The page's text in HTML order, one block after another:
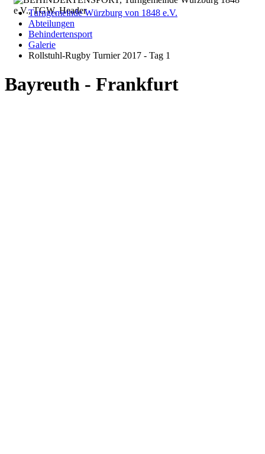
Turngemeinde Würzburg von 1848 e.V.
Abteilungen
Behindertensport
Galerie
Rollstuhl-Rugby Turnier 2017 - Tag 1
Bayreuth - Frankfurt